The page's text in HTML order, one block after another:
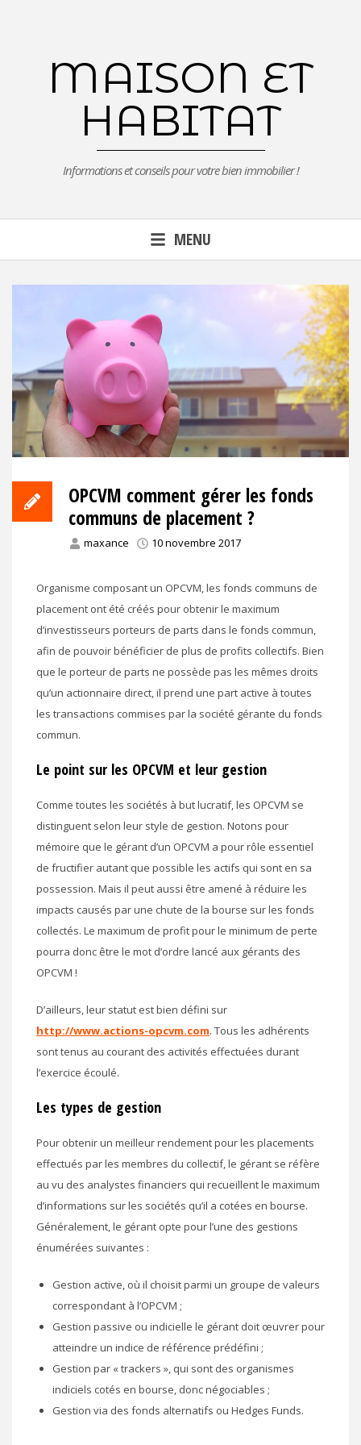
MAISON ET
HABITAT
Informations et conseils pour votre bien immobilier !
MENU
OPCVM comment gérer les fonds
communs de placement ?
maxance 10 novembre 2017
Organisme composant un OPCVM, les fonds communs de
placement ont été créés pour obtenir le maximum
d’investisseurs porteurs de parts dans le fonds commun,
afin de pouvoir bénéficier de plus de profits collectifs. Bien
que le porteur de parts ne possède pas les mêmes droits
qu’un actionnaire direct, il prend une part active à toutes
les transactions commises par la société gérante du fonds
commun.
Le point sur les OPCVM et leur gestion
Comme toutes les sociétés à but lucratif, les OPCVM se
distinguent selon leur style de gestion. Notons pour
mémoire que le gérant d’un OPCVM a pour rôle essentiel
de fructifier autant que possible les actifs qui sont en sa
possession. Mais il peut aussi être amené à réduire les
impacts causés par une chute de la bourse sur les fonds
collectés. Le maximum de profit pour le minimum de perte
pourra donc être le mot d’ordre lancé aux gérants des
OPCVM !
D’ailleurs, leur statut est bien défini sur
http://www.actions-opcvm.com. Tous les adhérents
sont tenus au courant des activités effectuées durant
l’exercice écoulé.
Les types de gestion
Pour obtenir un meilleur rendement pour les placements
effectués par les membres du collectif, le gérant se réfère
au vu des analystes financiers qui recueillent le maximum
d’informations sur les sociétés qu’il a cotées en bourse.
Généralement, le gérant opte pour l’une des gestions
énumérées suivantes :
Gestion active, où il choisit parmi un groupe de valeurs
correspondant à l’OPCVM ;
Gestion passive ou indicielle le gérant doit œuvrer pour
atteindre un indice de référence prédéfini ;
Gestion par « trackers », qui sont des organismes
indiciels cotés en bourse, donc négociables ;
Gestion via des fonds alternatifs ou Hedges Funds.